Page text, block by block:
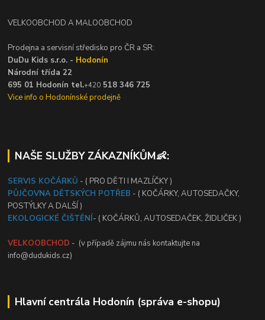
VELKOOBCHOD A MALOOBCHOD
Prodejna a servisní středisko pro ČR a SR:
DuDu Kids s.r.o. - Hodonín
Národní třída 22
695 01 Hodonín tel.+420 518 346 725
Vice info o Hodonínské prodejně
NAŠE SLUŽBY ZÁKAZNÍKŮM👶:
SERVIS KOČÁRKŮ - ( PRO DĚTI I MAZLÍČKY )
PŮJČOVNA DĚTSKÝCH POTŘEB - ( KOČÁRKY, AUTOSEDAČKY,
POSTÝLKY A DALŠÍ )
EKOLOGICKÉ ČIŠTĚNÍ- ( KOČÁRKŮ, AUTOSEDAČEK, ŽIDLIČEK )
VELKOOBCHOD - (v případě zájmu nás kontaktujte na
info@dudukids.cz)
Hlavní centrála Hodonín (správa e-shopu)